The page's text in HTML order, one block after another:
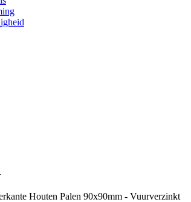
Houten Palen 90x90mm - Vuurverzinkt